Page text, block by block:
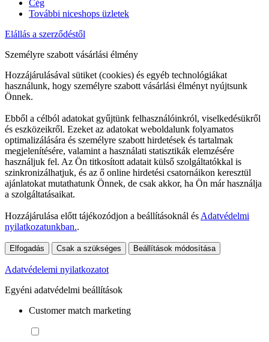
Cég
További niceshops üzletek
Elállás a szerződéstől
Személyre szabott vásárlási élmény
Hozzájárulásával sütiket (cookies) és egyéb technológiákat
használunk, hogy személyre szabott vásárlási élményt nyújtsunk
Önnek.
Ebből a célból adatokat gyűjtünk felhasználóinkról, viselkedésükről
és eszközeikről. Ezeket az adatokat weboldalunk folyamatos
optimalizálására és személyre szabott hirdetések és tartalmak
megjelenítésére, valamint a használati statisztikák elemzésére
használjuk fel. Az Ön titkosított adatait külső szolgáltatókkal is
szinkronizálhatjuk, és az ő online hirdetési csatornáikon keresztül
ajánlatokat mutathatunk Önnek, de csak akkor, ha Ön már használja
a szolgáltatásaikat.
Hozzájárulása előtt tájékozódjon a beállításoknál és Adatvédelmi
nyilatkozatunkban..
Elfogadás Csak a szükséges Beállítások módosítása
Adatvédelemi nyilatkozatot
Egyéni adatvédelmi beállítások
Customer match marketing